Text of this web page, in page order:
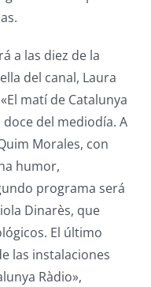
a las diez de la
del canal, Laura
matí de Catalunya
del mediodía. A
Morales, con
humor,
programa será
Dinarès, que
El último
las instalaciones
Ràdio»,